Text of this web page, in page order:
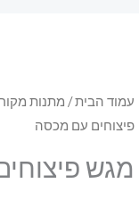
עמוד הבית/ מתנות
פיצוחים עם מכסה
מגש